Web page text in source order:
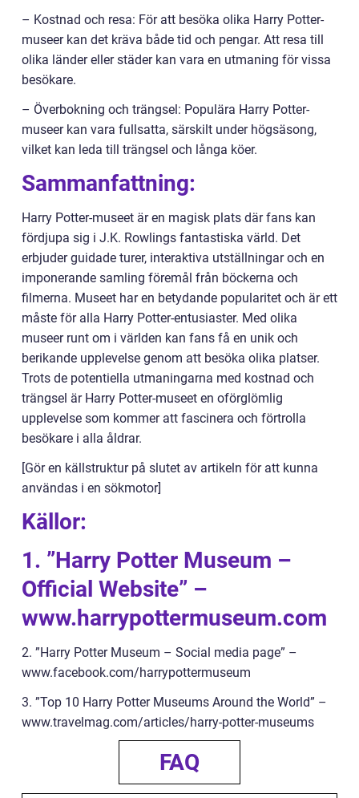
– Kostnad och resa: För att besöka olika Harry Potter-
museer kan det kräva både tid och pengar. Att resa till
olika länder eller städer kan vara en utmaning för vissa
besökare.
– Överbokning och trängsel: Populära Harry Potter-
museer kan vara fullsatta, särskilt under högsäsong,
vilket kan leda till trängsel och långa köer.
Sammanfattning:
Harry Potter-museet är en magisk plats där fans kan
fördjupa sig i J.K. Rowlings fantastiska värld. Det
erbjuder guidade turer, interaktiva utställningar och en
imponerande samling föremål från böckerna och
filmerna. Museet har en betydande popularitet och är ett
måste för alla Harry Potter-entusiaster. Med olika
museer runt om i världen kan fans få en unik och
berikande upplevelse genom att besöka olika platser.
Trots de potentiella utmaningarna med kostnad och
trängsel är Harry Potter-museet en oförglömlig
upplevelse som kommer att fascinera och förtrolla
besökare i alla åldrar.
[Gör en källstruktur på slutet av artikeln för att kunna
användas i en sökmotor]
Källor:
1. ”Harry Potter Museum –
Official Website” –
www.harrypottermuseum.com
2. ”Harry Potter Museum – Social media page” –
www.facebook.com/harrypottermuseum
3. ”Top 10 Harry Potter Museums Around the World” –
www.travelmag.com/articles/harry-potter-museums
FAQ